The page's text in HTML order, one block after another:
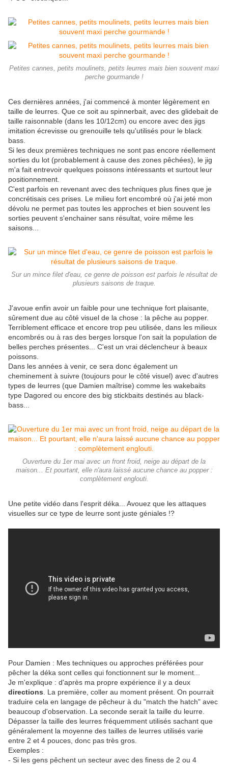
Petites cannes, petits moulinets, petits leurres mais bien souvent maxi
perche gourmande !
Ces dernières années, j'ai commencé à monter légèrement en
taille de leurres. Que ce soit au spinnerbait, avec des glidebait de
taille raisonnable (dans les 10/12cm) ou encore avec des jigs
imitation écrevisse ou grenouille tels qu'utilisés pour le black
bass.
Si les deux premières techniques ne sont pas encore réellement
sorties du lot (probablement à cause des zones pêchées), le jig
m'a fait entrevoir quelques poissons intéressants et surtout leur
positionnement.
C'est parfois en revenant avec des techniques plus fines que je
concrétisais ces prises. Le milieu fort encombré où j'ai jeté mon
dévolu ne permet pas toutes les approches et bien souvent les
sorties peuvent s'enchainer sans résultat, voire même les
saisons...
Sur un mince filet d'eau, ce genre de poisson est parfois le résultat de
plusieurs saisons de traque.
J'avoue enfin avoir un faible pour une technique fort plaisante,
sûrement due au côté visuel de la chose : la pêche au popper.
Terriblement efficace et encore trop peu utilisée, dans les milieux
encombrés ou à ras des berges lorsque l'on sait la population de
belles perches présentes... C'est un vrai déclencheur à beaux
poissons.
Dans les années à venir, ce sera donc également un
cheminement à suivre (toujours pour le côté visuel) avec d'autres
types de leurres (que Damien maîtrise) comme les wakebaits
type Dagored ou encore des big stickbaits destinés au black-
bass...
Ouverture du 1er mai avec un front froid, neige au départ de la
maison... Et pourtant, elle n'aura laissé aucune chance au popper :
complètement englouti.
Une petite vidéo dans l'esprit déka... Avouez que les attaques
visuelles sur ce type de leurre sont juste géniales !?
Pour Damien : Mes techniques ou approches préférées pour
pêcher la déka sont celles qui fonctionnent sur le moment...
Je m'explique : d'après ma propre expérience il y a deux
directions . La première, coller au moment présent. On pourrait
traduire cela en langage de pêcheur à du "match the hatch" avec
beaucoup d'observation. La seconde serait la taille du leurre.
Dépasser la taille des leurres fréquemment utilisés sachant que
généralement la moyenne des tailles de leurres utilisés varie
entre 2 et 4 pouces, donc pas très gros.
Exemples :
- Si les gens pêchent un secteur avec des finess de 2 ou 4